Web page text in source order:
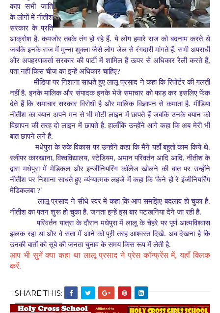
कहा सभी जाति
के लोगों में नीतीश
सरकार के प्रति
आक्रोश है. कमजोर तबके तंग हो रहे हैं. ये लोग हमारे राज को बदनाम करते थे
जबकि इनके राज में मुन्ना शुक्ला जैसे लोग जेल से रंगदारी मांगते हैं. सभी अपराधी
और अपहरणकर्ता सरकार की पार्टी में शामिल हैं ऊपर से अधिकार रैली करते हैं,
पता नहीं किस चीज का इन्हें अधिकार चाहिए?
मीडिया पर निशाना साधते हुए लालू प्रसाद ने कहा कि रिपोर्टर की गलती
नहीं है. इनके मालिक और संपादक इनके भेजे समाचार को फाड़ कर इसलिए फेंक
देते हैं कि समाचार सरकार विरोधी है और मालिक विज्ञापन से कमाता है. मीडिया
नीतीश का बयान अपने मन से भी मोटी लाइन में छापते हैं जबकि उनके बयान को
विज्ञापन की तरह दो लाइन में छापते है. हालाँकि उन्होंने आगे कहा कि अब मेरी भी
बात छापने लगे हैं.
मधेपुरा के रुके विकास पर उन्होंने कहा कि मैंने यहाँ बहुतों काम किये थे.
स्लीपर कारखाना, विश्वविद्यालय, स्टेडियम, अमान परिवर्तन आदि आदि. नीतीश के
द्वारा मधेपुरा में मेडिकल और इन्जीनियरिंग कॉलेज खोलने की बात पर उन्होंने
नीतीश पर निशाना साधते हुए व्यंग्यात्मक लहजे में कहा कि‘कैने हो रे इंजीनियरिंग
मेडिकलबा ?’
लालू प्रसाद ने सीधे स्वर में कहा कि आप समझिए बदलाव हो चुका है.
नीतीश का पतन शुरू हो चुका है. जनता इन्हें इस बार पटखनिया देने जा रही है.
परिवर्तन यात्रा के दौरान मधेपुरा में लालू के चेहरे पर पूर्ण आत्मविश्वास
झलक रहा था और वे सता में आने को पूरी तरह आश्वस्त दिखे. अब देखना है कि
उनकी बातों को सूबे की जनता चुनाव के समय किस रूप में लेती है.
आप भी सुनें क्या कहा था लालू प्रसाद ने प्रेस कॉन्फ्रेंस में, यहाँ क्लिक
करें.
SHARE THIS: